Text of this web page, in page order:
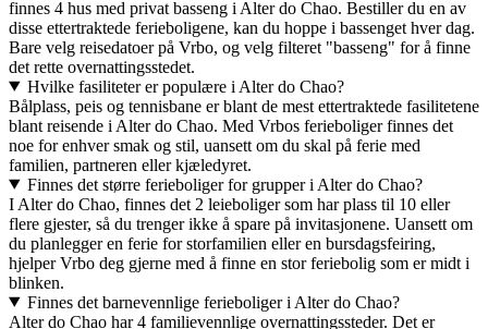
finnes 4 hus med privat basseng i Alter do Chao. Bestiller du en av
disse ettertraktede ferieboligene, kan du hoppe i bassenget hver dag.
Bare velg reisedatoer på Vrbo, og velg filteret "basseng" for å finne
det rette overnattingsstedet.
Hvilke fasiliteter er populære i Alter do Chao?
Bålplass, peis og tennisbane er blant de mest ettertraktede fasilitetene
blant reisende i Alter do Chao. Med Vrbos ferieboliger finnes det
noe for enhver smak og stil, uansett om du skal på ferie med
familien, partneren eller kjæledyret.
Finnes det større ferieboliger for grupper i Alter do Chao?
I Alter do Chao, finnes det 2 leieboliger som har plass til 10 eller
flere gjester, så du trenger ikke å spare på invitasjonene. Uansett om
du planlegger en ferie for storfamilien eller en bursdagsfeiring,
hjelper Vrbo deg gjerne med å finne en stor feriebolig som er midt i
blinken.
Finnes det barnevennlige ferieboliger i Alter do Chao?
Alter do Chao har 4 familievennlige overnattingssteder. Det er